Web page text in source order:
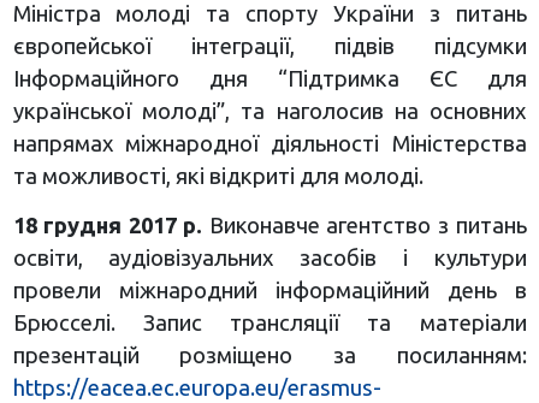
Міністра молоді та спорту України з питань
європейської інтеграції, підвів підсумки
Інформаційного дня “Підтримка ЄС для
української молоді”, та наголосив на основних
напрямах міжнародної діяльності Міністерства
та можливості, які відкриті для молоді.
18 грудня 2017 р. Виконавче агентство з питань
освіти, аудіовізуальних засобів і культури
провели міжнародний інформаційний день в
Брюсселі. Запис трансляції та матеріали
презентацій розміщено за посиланням:
https://eacea.ec.europa.eu/erasmus-